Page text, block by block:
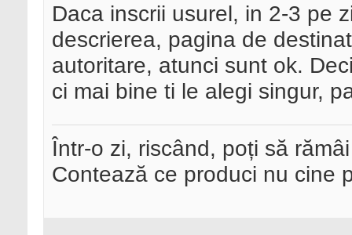
Daca inscrii usurel, in 2-3 pe
descrierea, pagina de
autoritare, atunci sunt ok.
ci mai bine ti le alegi singur,
Într-o zi, riscând, poți să
Contează ce produci nu cine